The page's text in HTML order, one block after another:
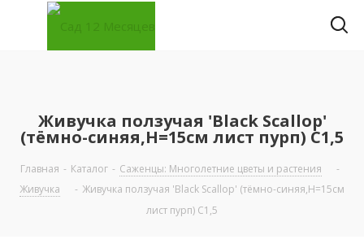
Живучка ползучая 'Black Scallop'
(тёмно-синяя,Н=15см лист пурп) С1,5
Главная - Каталог - Саженцы: Многолетние цветы и растения
-
Живучка
- Живучка ползучая 'Black Scallop' (тёмно-синяя,Н=15см
лист пурп) С1,5